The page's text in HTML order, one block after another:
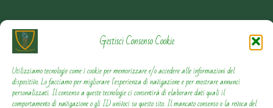
Gestisci Consenso Cookie
Utilizziamo tecnologie come i cookie per memorizzare e/o accedere alle informazioni del
dispositivo. Lo facciamo per migliorare l'esperienza di navigazione e per mostrare annunci
personalizzati. Il consenso a queste tecnologie ci consentirà di elaborare dati quali il
comportamento di navigazione o gli ID univoci su questo sito. Il mancato consenso o la revoca del
Contattami
Privacy Policy